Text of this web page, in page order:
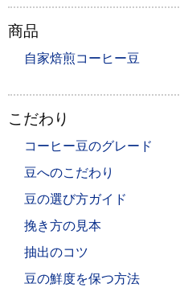
商品
自家焙煎コーヒー豆
こだわり
コーヒー豆のグレード
豆へのこだわり
豆の選び方ガイド
挽き方の見本
抽出のコツ
豆の鮮度を保つ方法